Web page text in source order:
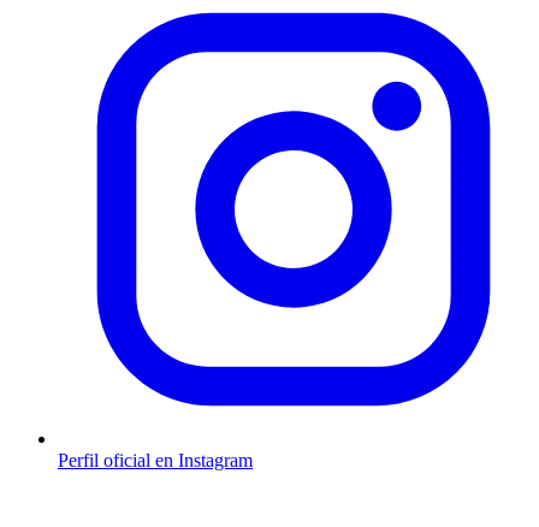
Perfil oficial en Instagram